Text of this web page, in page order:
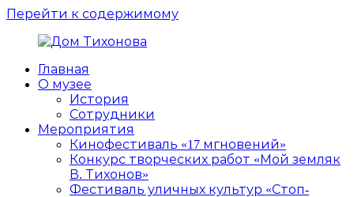
Перейти к содержимому
Дом
Тихонова
ППМВК
Главная
О музее
История
Сотрудники
Мероприятия
Кинофестиваль «17 мгновений»
Конкурс творческих работ «Мой земляк
В. Тихонов»
Фестиваль уличных культур «Стоп-